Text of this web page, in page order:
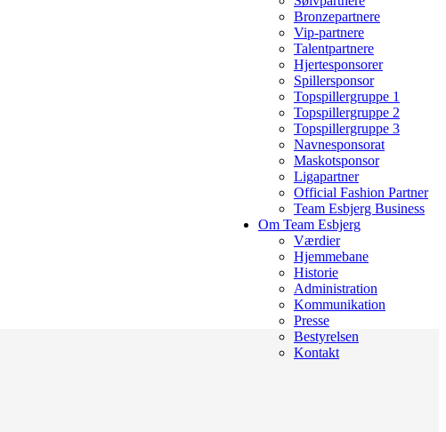
Bronzepartnere
Vip-partnere
Talentpartnere
Hjertesponsorer
Spillersponsor
Topspillergruppe 1
Topspillergruppe 2
Topspillergruppe 3
Navnesponsorat
Maskotsponsor
Ligapartner
Official Fashion Partner
Team Esbjerg Business
Om Team Esbjerg
Værdier
Hjemmebane
Historie
Administration
Kommunikation
Presse
Bestyrelsen
Kontakt